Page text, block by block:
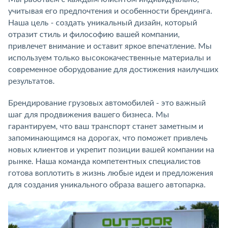
учитывая его предпочтения и особенности брендинга.
Наша цель - создать уникальный дизайн, который
отразит стиль и философию вашей компании,
привлечет внимание и оставит яркое впечатление. Мы
используем только высококачественные материалы и
современное оборудование для достижения наилучших
результатов.
Брендирование грузовых автомобилей - это важный
шаг для продвижения вашего бизнеса. Мы
гарантируем, что ваш транспорт станет заметным и
запоминающимся на дорогах, что поможет привлечь
новых клиентов и укрепит позиции вашей компании на
рынке. Наша команда компетентных специалистов
готова воплотить в жизнь любые идеи и предложения
для создания уникального образа вашего автопарка.